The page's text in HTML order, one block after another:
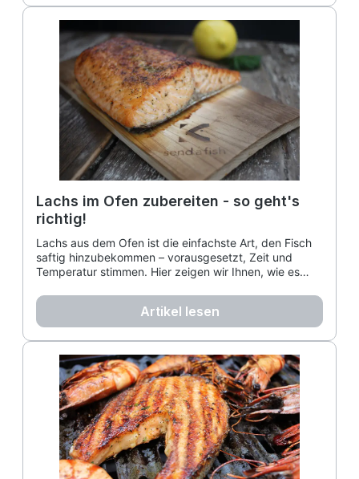
Lachs im Ofen zubereiten - so geht's
richtig!
Lachs aus dem Ofen ist die einfachste Art, den Fisch
saftig hinzubekommen – vorausgesetzt, Zeit und
Temperatur stimmen. Hier zeigen wir Ihnen, wie es
Artikel lesen